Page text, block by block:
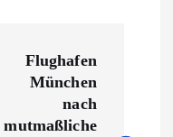
Flughafen
München
nach
mutmaßliche